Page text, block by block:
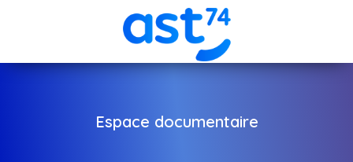
Espace documentaire